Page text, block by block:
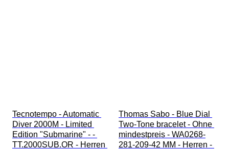
Tecnotempo - Automatic
Diver 2000M - Limited
Edition "Submarine" - -
TT.2000SUB.OR - Herren
Thomas Sabo - Blue Dial
Two-Tone bracelet - Ohne
mindestpreis - WA0268-
281-209-42 MM - Herren -